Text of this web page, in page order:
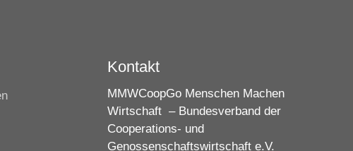
Kontakt
MMWCoopGo Menschen Machen
Wirtschaft – Bundesverband der
Cooperations- und
Genossenschaftswirtschaft e.V.